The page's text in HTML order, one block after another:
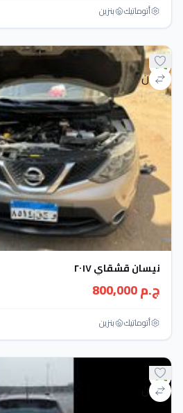
أتوماتيك‎ بنزين
نيسان قشقاي ٢٠١٧
ج.م 800,000
أتوماتيك‎ بنزين